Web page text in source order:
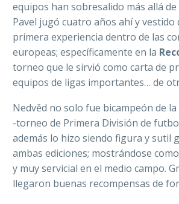
equipos han sobresalido más allá de
Pavel jugó cuatro años ahí y vestido
primera experiencia dentro de las
europeas; específicamente en la
torneo que le sirvió como carta de
equipos de ligas importantes… de
Nedvěd no solo fue bicampeón de la
-torneo de Primera División de
además lo hizo siendo figura y sutil
ambas ediciones; mostrándose
y muy servicial en el medio campo.
llegaron buenas recompensas de